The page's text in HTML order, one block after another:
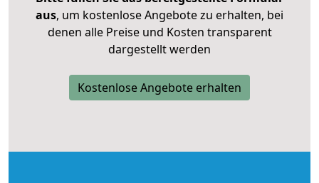
aus, um kostenlose Angebote zu erhalten, bei
denen alle Preise und Kosten transparent
dargestellt werden
Kostenlose Angebote erhalten